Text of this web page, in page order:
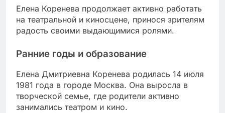
Елена Коренева продолжает активно работать
на театральной и киносцене, принося зрителям
радость своими выдающимися ролями.
Ранние годы и образование
Елена Дмитриевна Коренева родилась 14 июля
1981 года в городе Москва. Она выросла в
творческой семье, где родители активно
занимались театром и кино.